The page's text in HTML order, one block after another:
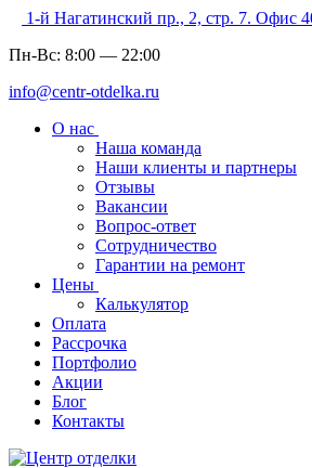
1-й Нагатинский пр., 2, стр. 7. Офис
Пн-Вс: 8:00 — 22:00
info@centr-otdelka.ru
О нас
Наша команда
Наши клиенты и партнеры
Отзывы
Вакансии
Вопрос-ответ
Сотрудничество
Гарантии на ремонт
Цены
Калькулятор
Оплата
Рассрочка
Портфолио
Акции
Блог
Контакты